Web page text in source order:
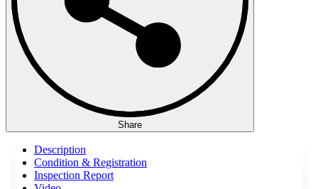
Share
Description
Condition & Registration
Inspection Report